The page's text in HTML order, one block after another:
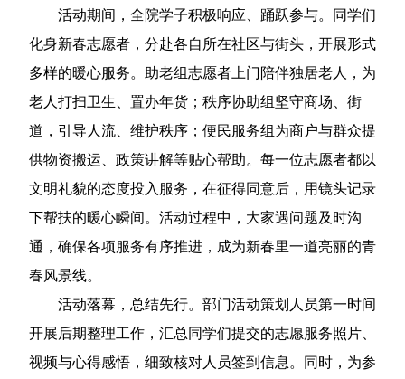
活动期间，全院学子积极响应、踊跃参与。同学们
化身新春志愿者，分赴各自所在社区与街头，开展形式
多样的暖心服务。助老组志愿者上门陪伴独居老人，为
老人打扫卫生、置办年货；秩序协助组坚守商场、街
道，引导人流、维护秩序；便民服务组为商户与群众提
供物资搬运、政策讲解等贴心帮助。每一位志愿者都以
文明礼貌的态度投入服务，在征得同意后，用镜头记录
下帮扶的暖心瞬间。活动过程中，大家遇问题及时沟
通，确保各项服务有序推进，成为新春里一道亮丽的青
春风景线。
活动落幕，总结先行。部门活动策划人员第一时间
开展后期整理工作，汇总同学们提交的志愿服务照片、
视频与心得感悟，细致核对人员签到信息。同时，为参